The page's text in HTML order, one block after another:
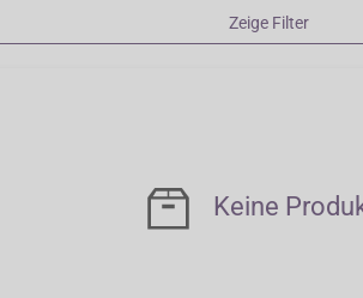
Zeige Filter
Keine